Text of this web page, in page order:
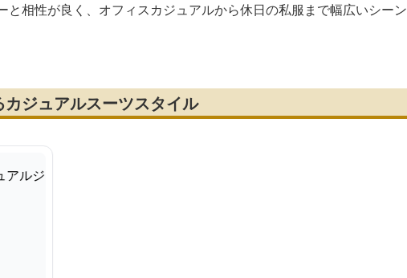
相性が良く、オフィスカジュアルから休日の私服まで幅広いシーン
ジュアルスーツスタイル